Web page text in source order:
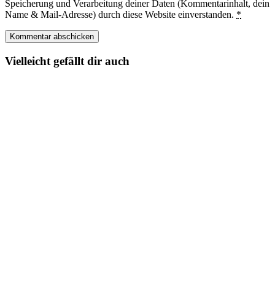
Speicherung und Verarbeitung deiner Daten (Kommentarinhalt, dein
Name & Mail-Adresse) durch diese Website einverstanden. *
Vielleicht gefällt dir auch